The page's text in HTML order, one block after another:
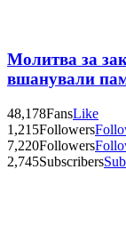
Молитва за
вшанували
48,178FansLike
1,215Followers
7,220Followers
2,745Subscribers